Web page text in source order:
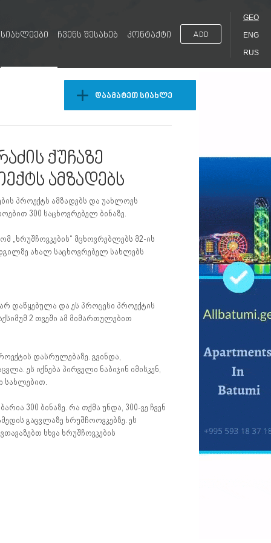
სიახლეები ჩვენს შესახებ კონტაქტი ADD
GEO
ENG
RUS
დაამატეთ სიახლე
ქუჩაზე
ამზადებს
პროექტს ამზადებს და უახლოეს
300 საცხოვრებელ ბინაზე.
მცხოვრებლებს მ2-ის
ახალ საცხოვრებელ სახლებს
დაწყებულა და ეს პროცესი პროექტის
2 თვეში ამ მიმართულებით
დასრულებაზე. გვინდა,
ეს იქნება პირველი ნაბიჯინ იმისკენ,
სახლებით.
300 ბინაზე. რა თქმა უნდა, 300-ვე ჩვენ
გაცვლაზე ხრუშჩოოვკებზე. ეს
სხვა ხრუშჩოვკების